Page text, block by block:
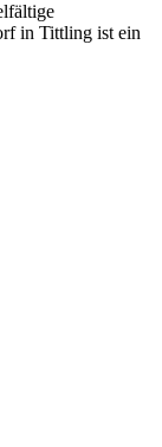
in Tittling ist ein